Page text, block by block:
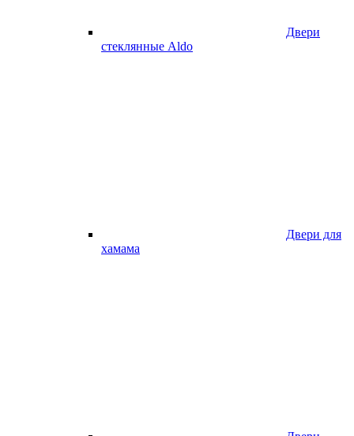
Двери
стеклянные Aldo
Двери для
хамама